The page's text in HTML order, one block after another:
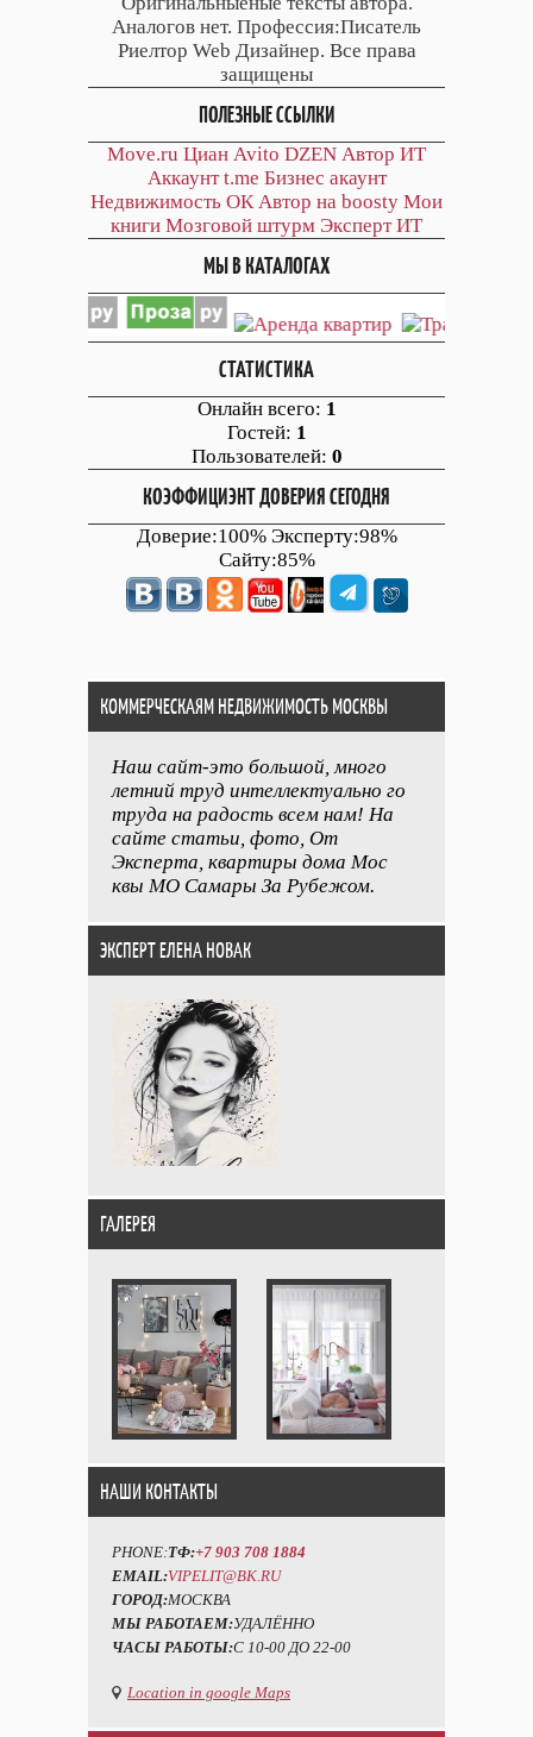
Аналогов нет. Профессия:Писатель
Риелтор Web Дизайнер. Все права
защищены
ПОЛЕЗНЫЕ ССЫЛКИ
Move.ru Циан Avito DZEN Автор ИТ
Аккаунт t.me Бизнес акаунт
Недвижимость ОК Автор на boosty Мои
книги Мозговой штурм Эксперт ИТ
МЫ В КАТАЛОГАХ
СТАТИСТИКА
Онлайн всего: 1
Гостей: 1
Пользователей: 0
КОЭФФИЦИЭНТ ДОВЕРИЯ СЕГОДНЯ
Доверие:100% Эксперту:98%
Сайту:85%
КОММЕРЧЕСКАЯМ НЕДВИЖИМОСТЬ МОСКВЫ
Наш сайт-это большой, много
летний труд интеллектуально го
труда на радость всем нам! На
сайте статьи, фото, От
Эксперта, квартиры дома Мос
квы МО Самары За Рубежом.
ЭКСПЕРТ ЕЛЕНА НОВАК
ГАЛЕРЕЯ
НАШИ КОНТАКТЫ
PHONE:ТФ:+7 903 708 1884
EMAIL:VIPELIT@BK.RU
ГОРОД:МОСКВА
МЫ РАБОТАЕМ:УДАЛЁННО
ЧАСЫ РАБОТЫ:С 10-00 ДО 22-00
Location in google Maps